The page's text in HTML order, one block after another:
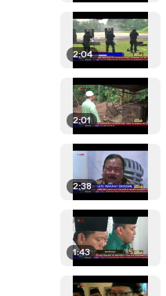
2:04
2:01
2:38
1:43